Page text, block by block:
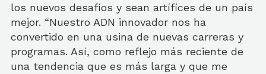
los nuevos desafíos y sean artífices de un país
mejor. “Nuestro ADN innovador nos ha
convertido en una usina de nuevas carreras y
programas. Así, como reflejo más reciente de
una tendencia que es más larga y que me